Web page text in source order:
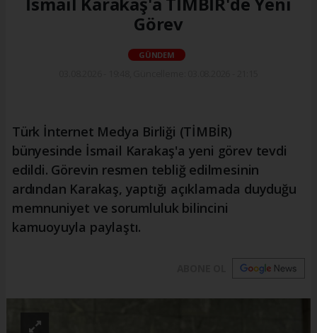
Görev
GÜNDEM
Türk İnternet Medya Birliği (TİMBİR)
bünyesinde İsmail Karakaş'a yeni görev tevdi
edildi. Görevin resmen tebliğ edilmesinin
ardından Karakaş, yaptığı açıklamada duyduğu
memnuniyet ve sorumluluk bilincini
kamuoyuyla paylaştı.